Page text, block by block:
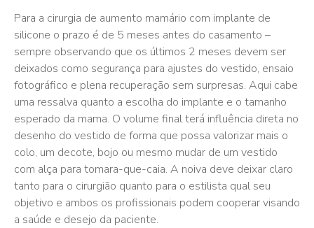
Para a cirurgia de aumento mamário com implante de
silicone o prazo é de 5 meses antes do casamento –
sempre observando que os últimos 2 meses devem ser
deixados como segurança para ajustes do vestido, ensaio
fotográfico e plena recuperação sem surpresas. Aqui cabe
uma ressalva quanto a escolha do implante e o tamanho
esperado da mama. O volume final terá influência direta no
desenho do vestido de forma que possa valorizar mais o
colo, um decote, bojo ou mesmo mudar de um vestido
com alça para tomara-que-caia. A noiva deve deixar claro
tanto para o cirurgião quanto para o estilista qual seu
objetivo e ambos os profissionais podem cooperar visando
a saúde e desejo da paciente.